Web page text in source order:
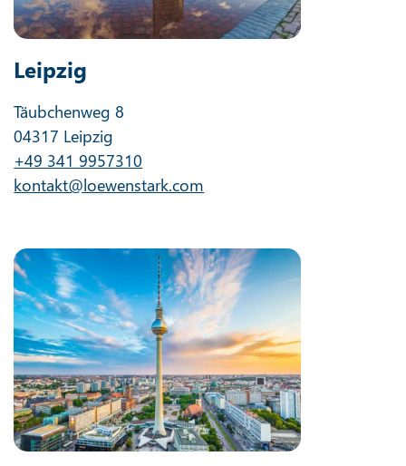
Leipzig
Täubchenweg 8
04317 Leipzig
+49 341 9957310
kontakt@loewenstark.com